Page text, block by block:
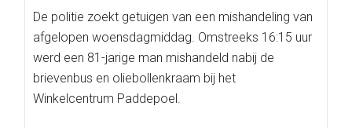
De politie zoekt getuigen van een mishandeling van
afgelopen woensdagmiddag. Omstreeks 16:15 uur
werd een 81-jarige man mishandeld nabij de
brievenbus en oliebollenkraam bij het
Winkelcentrum Paddepoel.